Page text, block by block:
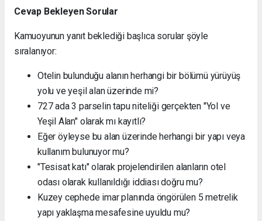
Cevap Bekleyen Sorular
Kamuoyunun yanıt beklediği başlıca sorular şöyle
sıralanıyor:
Otelin bulunduğu alanın herhangi bir bölümü yürüyüş
yolu ve yeşil alan üzerinde mi?
727 ada 3 parselin tapu niteliği gerçekten "Yol ve
Yeşil Alan" olarak mı kayıtlı?
Eğer öyleyse bu alan üzerinde herhangi bir yapı veya
kullanım bulunuyor mu?
"Tesisat katı" olarak projelendirilen alanların otel
odası olarak kullanıldığı iddiası doğru mu?
Kuzey cephede imar planında öngörülen 5 metrelik
yapı yaklaşma mesafesine uyuldu mu?